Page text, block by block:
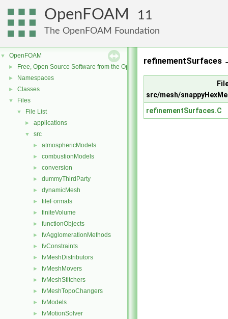
OpenFOAM 11
The OpenFOAM Foundation
▼ OpenFOAM
► Free, Open Source Software from the OpenFOAM Foundation
► Namespaces
► Classes
▼ Files
▼ File List
► applications
▼ src
► atmosphericModels
► combustionModels
► conversion
► dummyThirdParty
► dynamicMesh
► fileFormats
► finiteVolume
► functionObjects
► fvAgglomerationMethods
► fvConstraints
► fvMeshDistributors
► fvMeshMovers
► fvMeshStitchers
► fvMeshTopoChangers
► fvModels
► fvMotionSolver
refinementSurfaces
src/mesh/
refinementSurfaces.C